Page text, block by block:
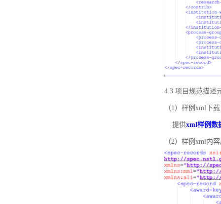
4.3 项目规范描述
（1）样例xml下载
提供xml样例数
（2）样例xml内